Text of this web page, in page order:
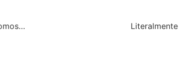
Literalmente